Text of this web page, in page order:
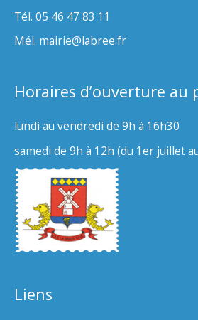
Tél. 05 46 47 83 11
Mél. mairie@labree.fr
Horaires d’ouverture au
lundi au vendredi de 9h à 16h30
samedi de 9h à 12h (du 1er juillet
Liens